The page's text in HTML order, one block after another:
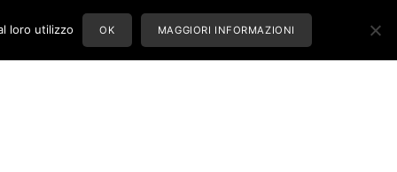
loro utilizzo OK MAGGIORI INFORMAZIONI